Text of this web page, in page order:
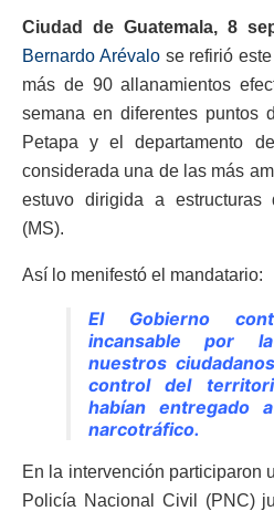
Ciudad de Guatemala, 8
Bernardo Arévalose refirió
más de 90 allanamientos
semana en diferentes puntos
Petapa y el departamento
considerada una de las más
estuvo dirigida a estructuras
(MS).
Así lo menifestó el mandatario:
El Gobierno
incansable por
nuestros
control del
habían entregado
narcotráfico.
En la intervención participaron
Policía Nacional Civil (PNC)